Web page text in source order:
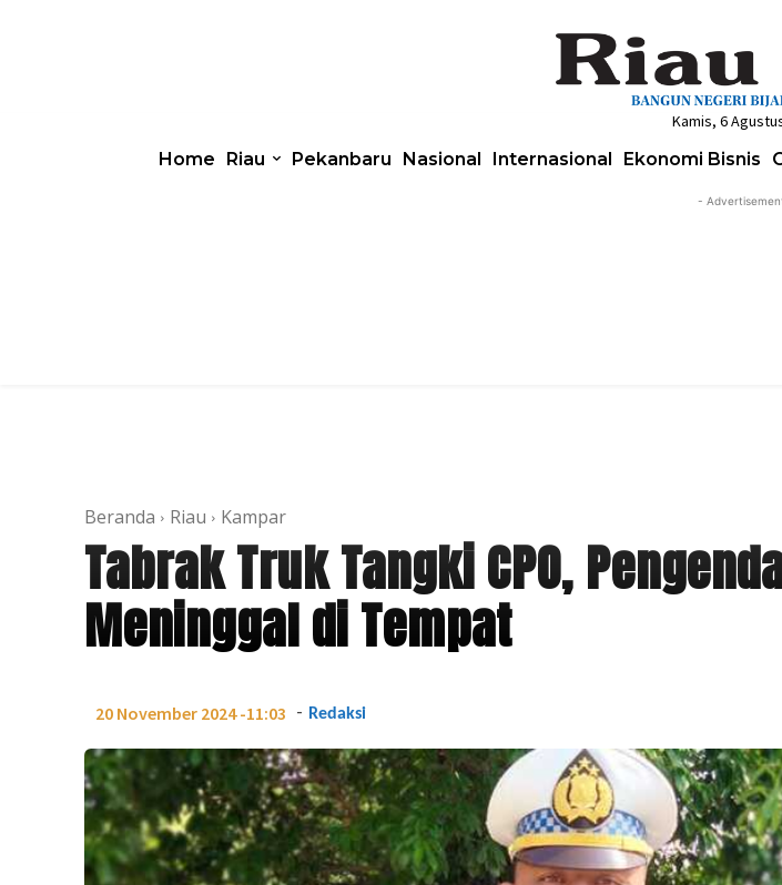
Kamis, 6
Home Riau Pekanbaru Nasional Internasional Ekonomi Bisnis
-
Beranda Riau Kampar
Tabrak Truk Tangki CPO,
Meninggal di Tempat
20 November 2024 -11:03 - Redaksi